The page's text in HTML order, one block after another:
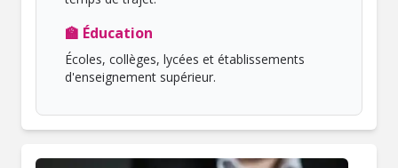
🏫 Éducation
Écoles, collèges, lycées et établissements
d'enseignement supérieur.